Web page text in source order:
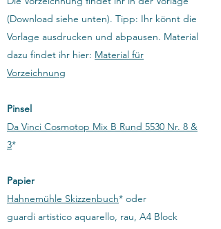
(Download siehe unten). Tipp: Ihr könnt die
Vorlage ausdrucken und abpausen. Material
dazu findet ihr hier: Material für
Vorzeichnung
​Pinsel
Da Vinci Cosmotop Mix B Rund 5530 Nr. 8 &
3*
Papier
Hahnemühle Skizzenbuch* oder
guardi artistico aquarello, rau, A4 Block